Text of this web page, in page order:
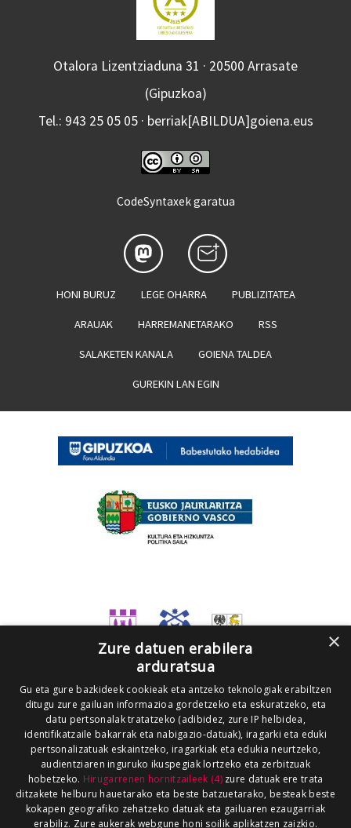
Otalora Lizentziaduna 31 · 20500 Arrasate
(Gipuzkoa)
Tel.: 943 25 05 05 · berriak[ABILDUA]goiena.eus
CodeSyntaxek garatua
HONI BURUZ LEGE OHARRA PUBLIZITATEA
ARAUAK HARREMANETARAKO RSS
SALAKETEN KANALA GOIENA TALDEA
GUREKIN LAN EGIN
×
Zure datuen erabilera
arduratsua
Gu eta gure bazkideek cookieak eta antzeko teknologiak erabiltzen
ditugu zure gailuan informazioa gordetzeko eta eskuratzeko, eta
datu pertsonalak tratatzeko (adibidez, zure IP helbidea,
identifikatzaile bakarrak eta nabigazio-datuak), iragarki eta eduki
pertsonalizatuak eskaintzeko, iragarkiak eta edukia neurtzeko,
audientziaren inguruko ikuspegiak lortzeko eta zerbitzuak
hobetzeko. Hirugarrenen hornitzaileek (4)zure datuak ere trata
ditzakete helburu hauetarako eta beste batzuetarako, besteak beste
kokapen geografiko zehatzeko datuak eta gailuaren ezaugarriak
erabiliz. Zure aukerak webgune honi soilik aplikatzen zaizkio.